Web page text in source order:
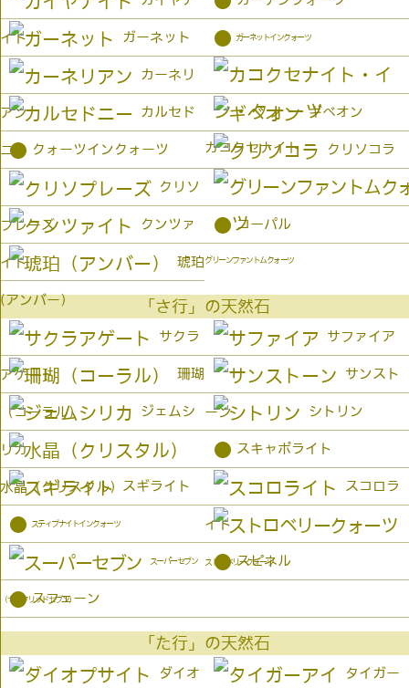
イト ガーネット ● ガーネットインクォーツ
カーネリ
アン
カコクセナイト
カルセド
ニー
ギベオン
● クォーツインクォーツ クリソコラ
クリソ
プレーズ
グリーンファントムクォーツ
クンツァ
イト
● コーパル
琥珀
(アンバー） 「さ行」の天然石
サクラ
アゲート
サファイア
珊瑚
（コーラル）
サンスト
ーン
ジェムシ
リカ
シトリン
水晶（クリスタル）
● スキャポライト
スギライト スコロラ
イト
● スティブナイトインクォーツ
ストロベリークォーツ
スーパーセブン
（セイクリッドセブン）
● スピネル
● スフェーン
「た行」の天然石
ダイオ タイガー